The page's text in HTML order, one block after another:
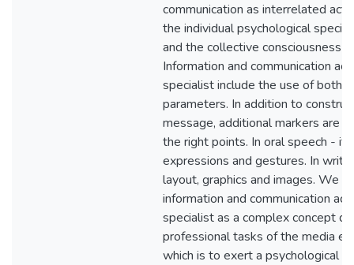
communication as interrelated
the individual psychological
and the collective consciousness
Information and communication
specialist include the use of both
parameters. In addition to
message, additional markers are
the right points. In oral speech -
expressions and gestures. In
layout, graphics and images. We
information and communication
specialist as a complex concept
professional tasks of the media
which is to exert a psychological